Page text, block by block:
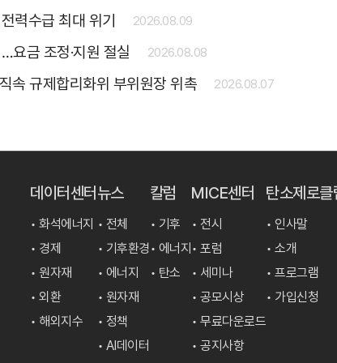
력수급 최대 위기 2026.08.09
요금 조정·지원 절실 2026.08.08
속 규제합리화위 부위원장 위촉 2026.08.07
데이터센터
• 화석에너지
• 경제
• 원자재
• 외환
• 해외지수
뉴스
• 전체
• 기후환경
• 에너지
• 원자재
• 정책
• AI데이터
칼럼
• 기후
• 에너지
• 탄소
MICE센터
• 전시
• 포럼
• 세미나
• 공모시상
• 무료다운로드
• 공지사항
탄소제로클
• 인사말
• 소개
• 프로그램
• 가입신청